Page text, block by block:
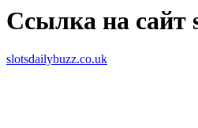
Ссылка на сайт
slotsdailybuzz.co.uk